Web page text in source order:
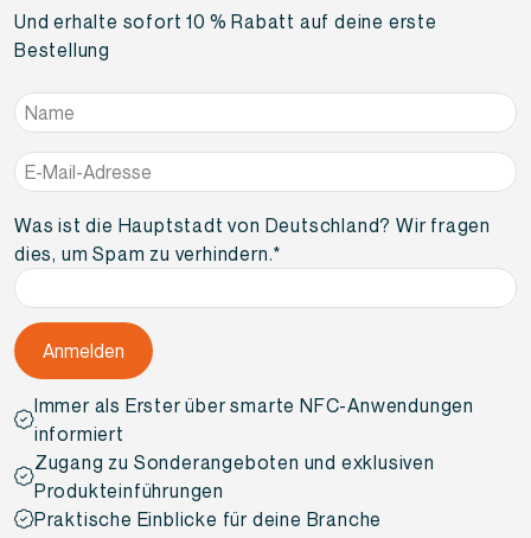
Und erhalte sofort 10 % Rabatt auf deine erste
Bestellung
Name*
E-
Mail-
Adresse*
Was ist die Hauptstadt von Deutschland? Wir fragen
dies, um Spam zu verhindern.*
Immer als Erster über smarte NFC-Anwendungen
informiert
Zugang zu Sonderangeboten und exklusiven
Produkteinführungen
Praktische Einblicke für deine Branche